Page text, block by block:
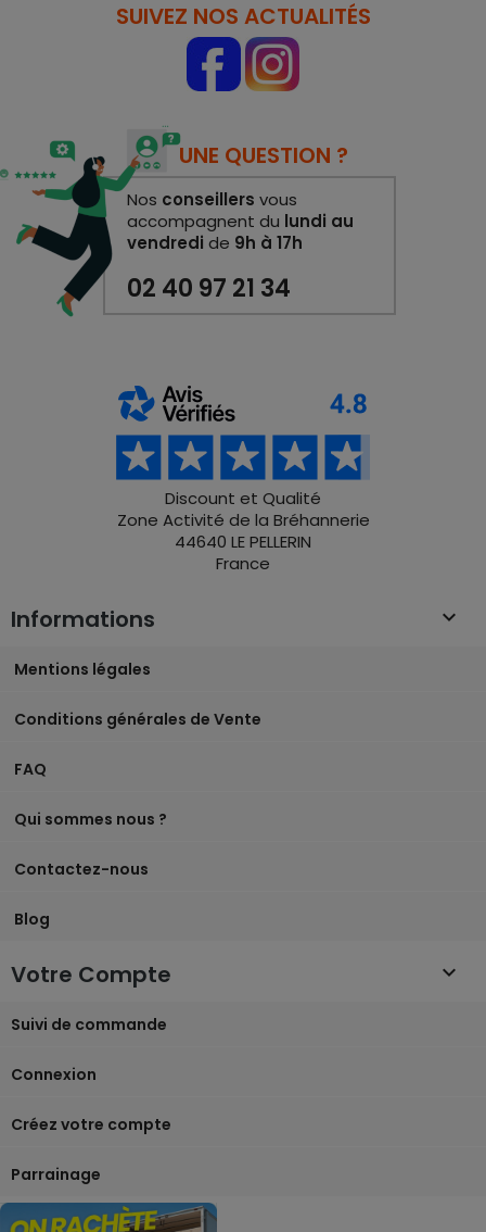
SUIVEZ NOS ACTUALITÉS
UNE QUESTION ?
Nos conseillers vous
accompagnent du lundi au
vendredi de 9h à 17h
02 40 97 21 34
Discount et Qualité
Zone Activité de la Bréhannerie
44640 LE PELLERIN
France
Informations 
Mentions légales
Conditions générales de Vente
FAQ
Qui sommes nous ?
Contactez-nous
Blog
Votre Compte 
Suivi de commande
Connexion
Créez votre compte
Parrainage